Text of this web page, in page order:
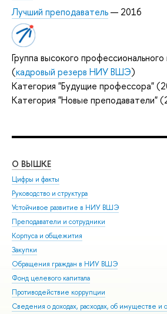
Лучший преподаватель— 2016
Группа высокого
(кадровый резерв НИУ ВШЭ)
Категория "Будущие профессора"
Категория "Новые преподаватели"
О ВЫШКЕ
Цифры и факты
Руководство и структура
Устойчивое развитие в НИУ ВШЭ
Преподаватели и сотрудники
Корпуса и общежития
Закупки
Обращения граждан в НИУ ВШЭ
Фонд целевого капитала
Противодействие коррупции
Сведения о доходах, расходах, об имуществе и